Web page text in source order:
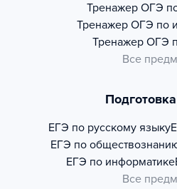
Тренажер ОГЭ
Тренажер ОГЭ по
Тренажер ОГЭ
Все
ЕГЭ по русскому языку
ЕГЭ по
ЕГЭ по информатике
Все